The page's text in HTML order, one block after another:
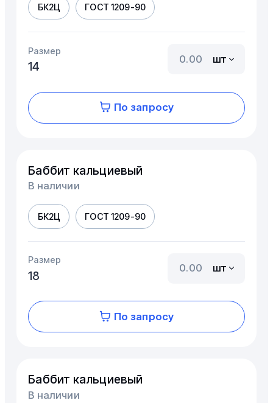
БК2Ц ГОСТ 1209-90
Размер
14
шт
По запросу
Баббит кальциевый
В наличии
БК2Ц ГОСТ 1209-90
Размер
18
шт
По запросу
Баббит кальциевый
В наличии